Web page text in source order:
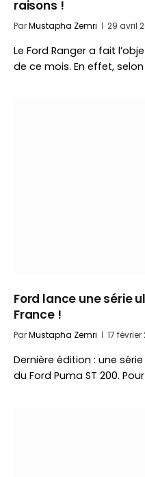
raisons !
ParMustapha Zemri 29 avril
Le Ford Ranger a fait
de ce mois. En effet,
Ford lance une série
France !
ParMustapha Zemri 17
Dernière édition : une
du Ford Puma ST 200.